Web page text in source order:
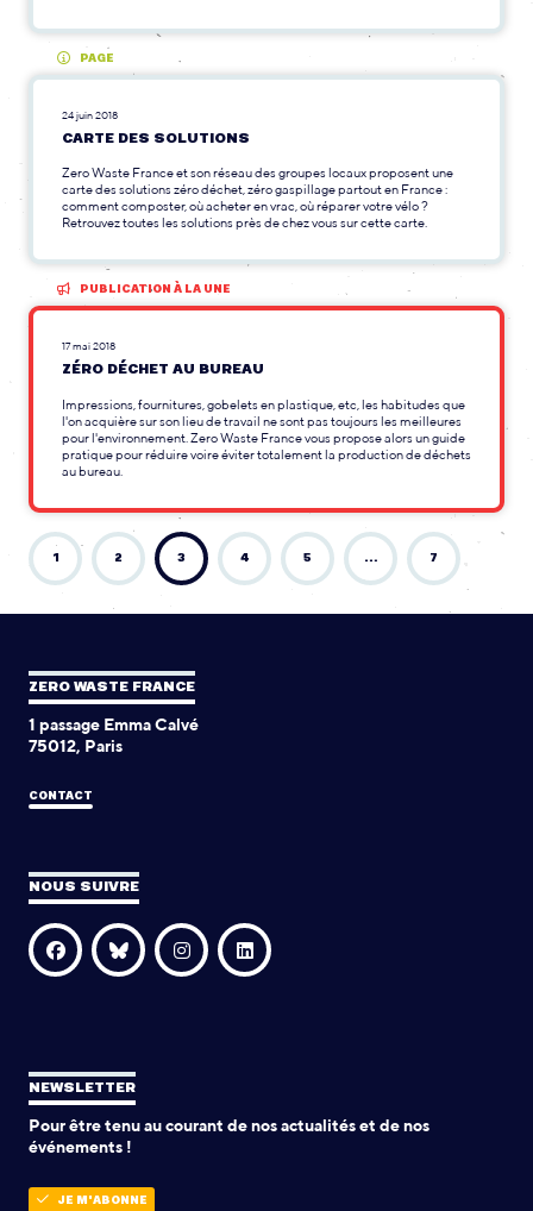
PAGE
24 juin 2018
CARTE DES SOLUTIONS
Zero Waste France et son réseau des groupes locaux proposent une
carte des solutions zéro déchet, zéro gaspillage partout en France :
comment composter, où acheter en vrac, où réparer votre vélo ?
Retrouvez toutes les solutions près de chez vous sur cette carte.
PUBLICATION À LA UNE
17 mai 2018
ZÉRO DÉCHET AU BUREAU
Impressions, fournitures, gobelets en plastique, etc, les habitudes que
l'on acquière sur son lieu de travail ne sont pas toujours les meilleures
pour l'environnement. Zero Waste France vous propose alors un guide
pratique pour réduire voire éviter totalement la production de déchets
au bureau.
1 2 3 4 5 … 7
ZERO WASTE FRANCE
1 passage Emma Calvé
75012, Paris
CONTACT
NOUS SUIVRE
NEWSLETTER
Pour être tenu au courant de nos actualités et de nos
événements !
JE M'ABONNE